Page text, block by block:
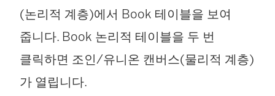
(논리적 계층)에서 Book 테이블을 보여
줍니다. Book 논리적 테이블을 두 번
클릭하면 조인/유니온 캔버스(물리적 계층)
가 열립니다.